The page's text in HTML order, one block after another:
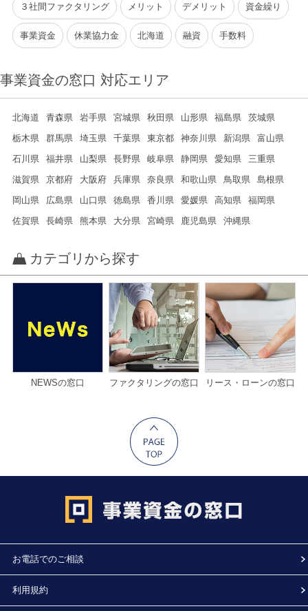
３社間ファクタリング メリット デメリット 資金繰り
事業資金 休業協力金 北海道 融資 手数料
事業資金の窓口 対応エリア
北海道 青森県 岩手県 宮城県 秋田県 山形県 福島県
茨城県
栃木県
群馬県 埼玉県 千葉県 東京都 神奈川県 新潟県
富山県
石川県
福井県 山梨県 長野県 岐阜県 静岡県 愛知県
三重県
滋賀県
京都府 大阪府 兵庫県 奈良県 和歌山県 鳥取県
島根県
岡山県
広島県 山口県 徳島県 香川県 愛媛県 高知県
福岡県
佐賀県
長崎県 熊本県 大分県 宮崎県 鹿児島県 沖縄県
カテゴリから探す
NEWSの窓口 ファクタリングの窓口 リース・ローンの窓口
お電話でのご相談
利用規約